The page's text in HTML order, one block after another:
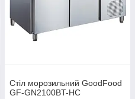
Стіл морозильний GoodFood
GF-GN2100BT-HC